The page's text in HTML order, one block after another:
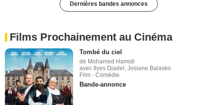
Dernières bandes annonces
Films Prochainement au Cinéma
Tombé du ciel
de Mohamed Hamidi
avec Ilyes Djadel, Josiane Balasko
Film - Comédie
Bande-annonce